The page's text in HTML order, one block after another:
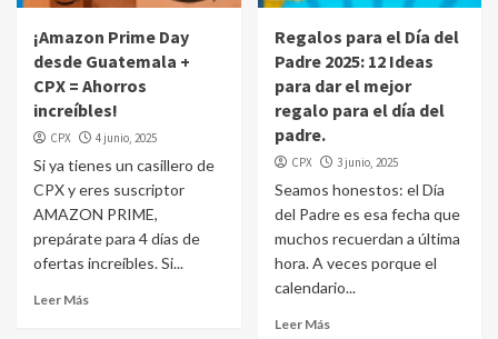
¡Amazon Prime Day
desde Guatemala +
CPX = Ahorros
increíbles!
CPX 4 junio, 2025
Si ya tienes un casillero de
CPX y eres suscriptor
AMAZON PRIME,
prepárate para 4 días de
ofertas increíbles. Si...
Leer Más
Regalos para el Día del
Padre 2025: 12 Ideas
para dar el mejor
regalo para el día del
padre.
CPX 3 junio, 2025
Seamos honestos: el Día
del Padre es esa fecha que
muchos recuerdan a última
hora. A veces porque el
calendario...
Leer Más